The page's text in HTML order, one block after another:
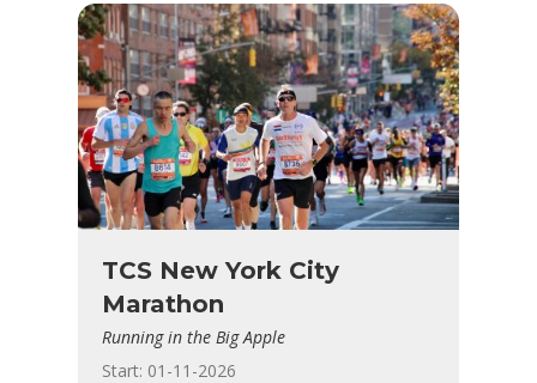
TCS New York City
Marathon
Running in the Big Apple
Start: 01-11-2026